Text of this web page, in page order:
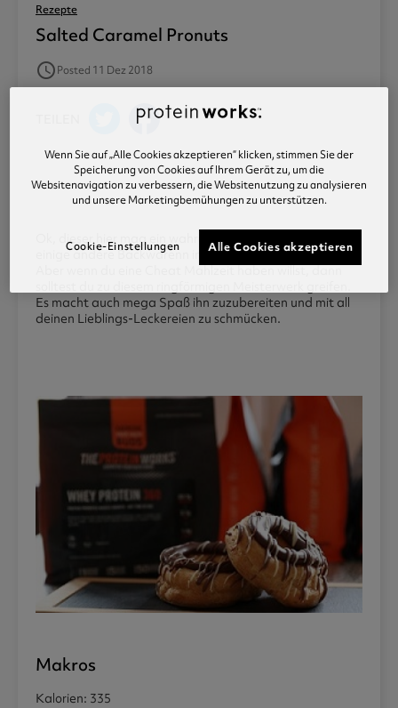
Rezepte
Salted Caramel Pronuts
access_timePosted 11 Dez 2018
Ok, dieser hier mag ein wahres Kraftpaket sein wie
einige andere Backwarenn in unserer Rezeptesammlung.
Aber wenn du eine Cheat Mahlzeit haben willst, dann
Es macht auch mega Spaß ihn zuzubereiten und mit all
deinen Lieblings-Leckereien zu schmücken.
Makros
Kalorien: 335
Wenn Sie auf „Alle Cookies akzeptieren“ klicken, stimmen Sie der
Speicherung von Cookies auf Ihrem Gerät zu, um die
Websitenavigation zu verbessern, die Websitenutzung zu analysieren
und unsere Marketingbemühungen zu unterstützen.
Alle Cookies akzeptieren
Cookie-Einstellungen